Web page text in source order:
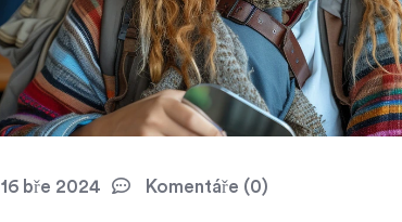
16 bře 2024 Komentáře (0)